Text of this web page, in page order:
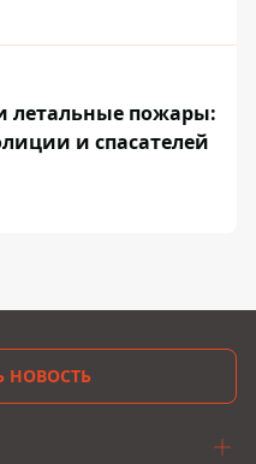
летальные пожары:
и спасателей
НОВОСТЬ